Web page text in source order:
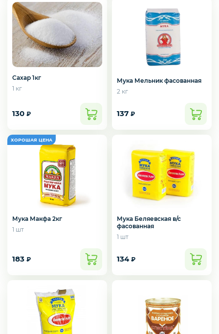
Сахар 1кг
1 кг
130 ₽
Мука Мельник фасованная
2 кг
137 ₽
Мука Макфа 2кг
1 шт
183 ₽
Мука Беляевская в/с
фасованная
1 шт
134 ₽